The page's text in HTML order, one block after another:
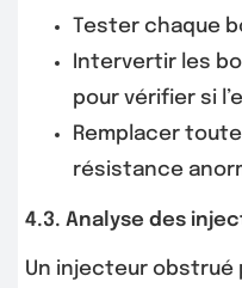
Tester chaque
Intervertir les
pour vérifier si
Remplacer
résistance
4.3. Analyse des
Un injecteur obstrué